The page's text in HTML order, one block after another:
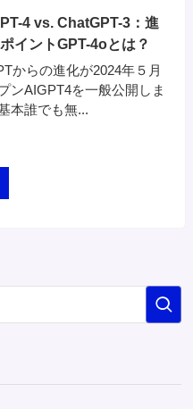
4 vs. ChatGPT-3：進
イントGPT-4oとは？
からの進化が2024年５月
ンAIGPT4を一般公開しま
本誰でも無...